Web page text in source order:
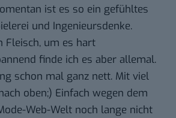
ist es so ein gefühltes
und Ingenieursdenke.
Fleisch, um es hart
finde ich es aber allemal.
schon mal ganz nett. Mit viel
oben;) Einfach wegen dem
Web-Welt noch lange nicht